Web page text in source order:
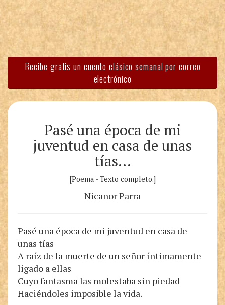
Recibe gratis un cuento clásico semanal por correo
electrónico
Pasé una época de mi
juventud en casa de unas
tías…
[Poema - Texto completo.]
Nicanor Parra
Pasé una época de mi juventud en casa de
unas tías
A raíz de la muerte de un señor íntimamente
ligado a ellas
Cuyo fantasma las molestaba sin piedad
Haciéndoles imposible la vida.